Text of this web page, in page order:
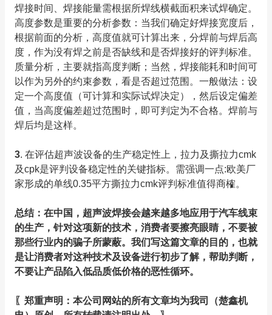
焊接时间、焊接能量需根据所焊线横截面积来试焊确定。
高度参数是重要的分析参数：当我们确定好焊接宽度后，
根据前面的分析，高度值就可计算出来，分焊前与焊后高
度，作为没有焊之前是否缺线和是否焊接好的评判标准。
质量分析，主要就指高度判断；当然，焊接能耗和时间可
以作为另外的约束参数，看是否超过范围。一般做法：设
定一个高度值（可计算和实际试焊决定），然后设定偏差
值，当高度偏差超过范围时，即可判定为不合格。焊前与
焊后均是这样。
3. 在评估超声波设备的生产稳定性上，拉力及撕拉力cmk
及cpk是评判设备稳定性的关键指标。需强调一点:欧美厂
家形成的单线0.35平方撕拉力cmk评判标准值得商榷。
总结：在中国，超声波焊接会越来越多地应用于汽车线束
的生产，针对这项新的技术，消费者要擦亮眼睛，不要被
那些行业内的骗子所蒙蔽。我们写这篇文章的目的，也就
是让消费者对这种技术及设备进行初步了解，帮助判断，
不要让产品陷入低品质低价格的恶性循环。
〖郑重声明：本公司网站的所有文章均为我司（楚鑫机